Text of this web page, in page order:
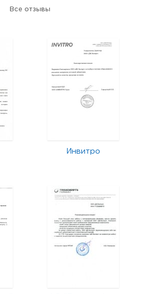
Все отзывы
Инвитро